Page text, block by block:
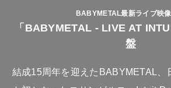
BABYMETAL最新ライブ映
「BABYMETAL - LIVE AT
盤
結成15周年を迎えたBABYMETAL、